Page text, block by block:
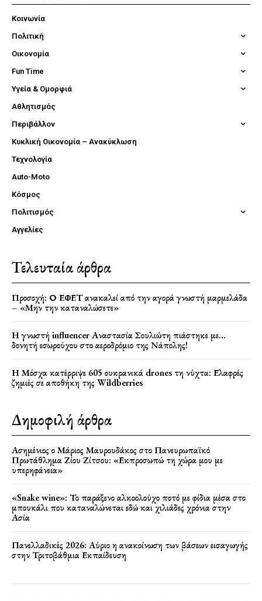
Κοινωνία
Πολιτική
Οικονομία
Fun Time
Υγεία & Ομορφιά
Αθλητισμός
Περιβάλλον
Κυκλική Οικονομία – Ανακύκλωση
Τεχνολογία
Auto-Moto
Κόσμος
Πολιτισμός
Αγγελίες
Τελευταία άρθρα
Προσοχή: Ο ΕΦΕΤ ανακαλεί από την αγορά γνωστή μαρμελάδα
– «Μην την καταναλώσετε»
Η γνωστή influencer Αναστασία Σουλιώτη πιάστηκε με…
δονητή εσωρούχου στο αεροδρόμιο της Νάπολης!
Η Μόσχα κατέρριψε 605 ουκρανικά drones τη νύχτα: Ελαφρές
ζημιές σε αποθήκη της Wildberries
Δημοφιλή άρθρα
Ασημένιος ο Μάριος Μαυρουδάκος στο Πανευρωπαϊκό
Πρωτάθλημα Ζίου Ζίτσου: «Εκπροσωπώ τη χώρα μου με
υπερηφάνεια»
«Snake wine»: Το παράξενο αλκοολούχο ποτό με φίδια μέσα στο
μπουκάλι που καταναλώνεται εδώ και χιλιάδες χρόνια στην
Ασία
Πανελλαδικές 2026: Αύριο η ανακοίνωση των βάσεων εισαγωγής
στην Τριτοβάθμια Εκπαίδευση